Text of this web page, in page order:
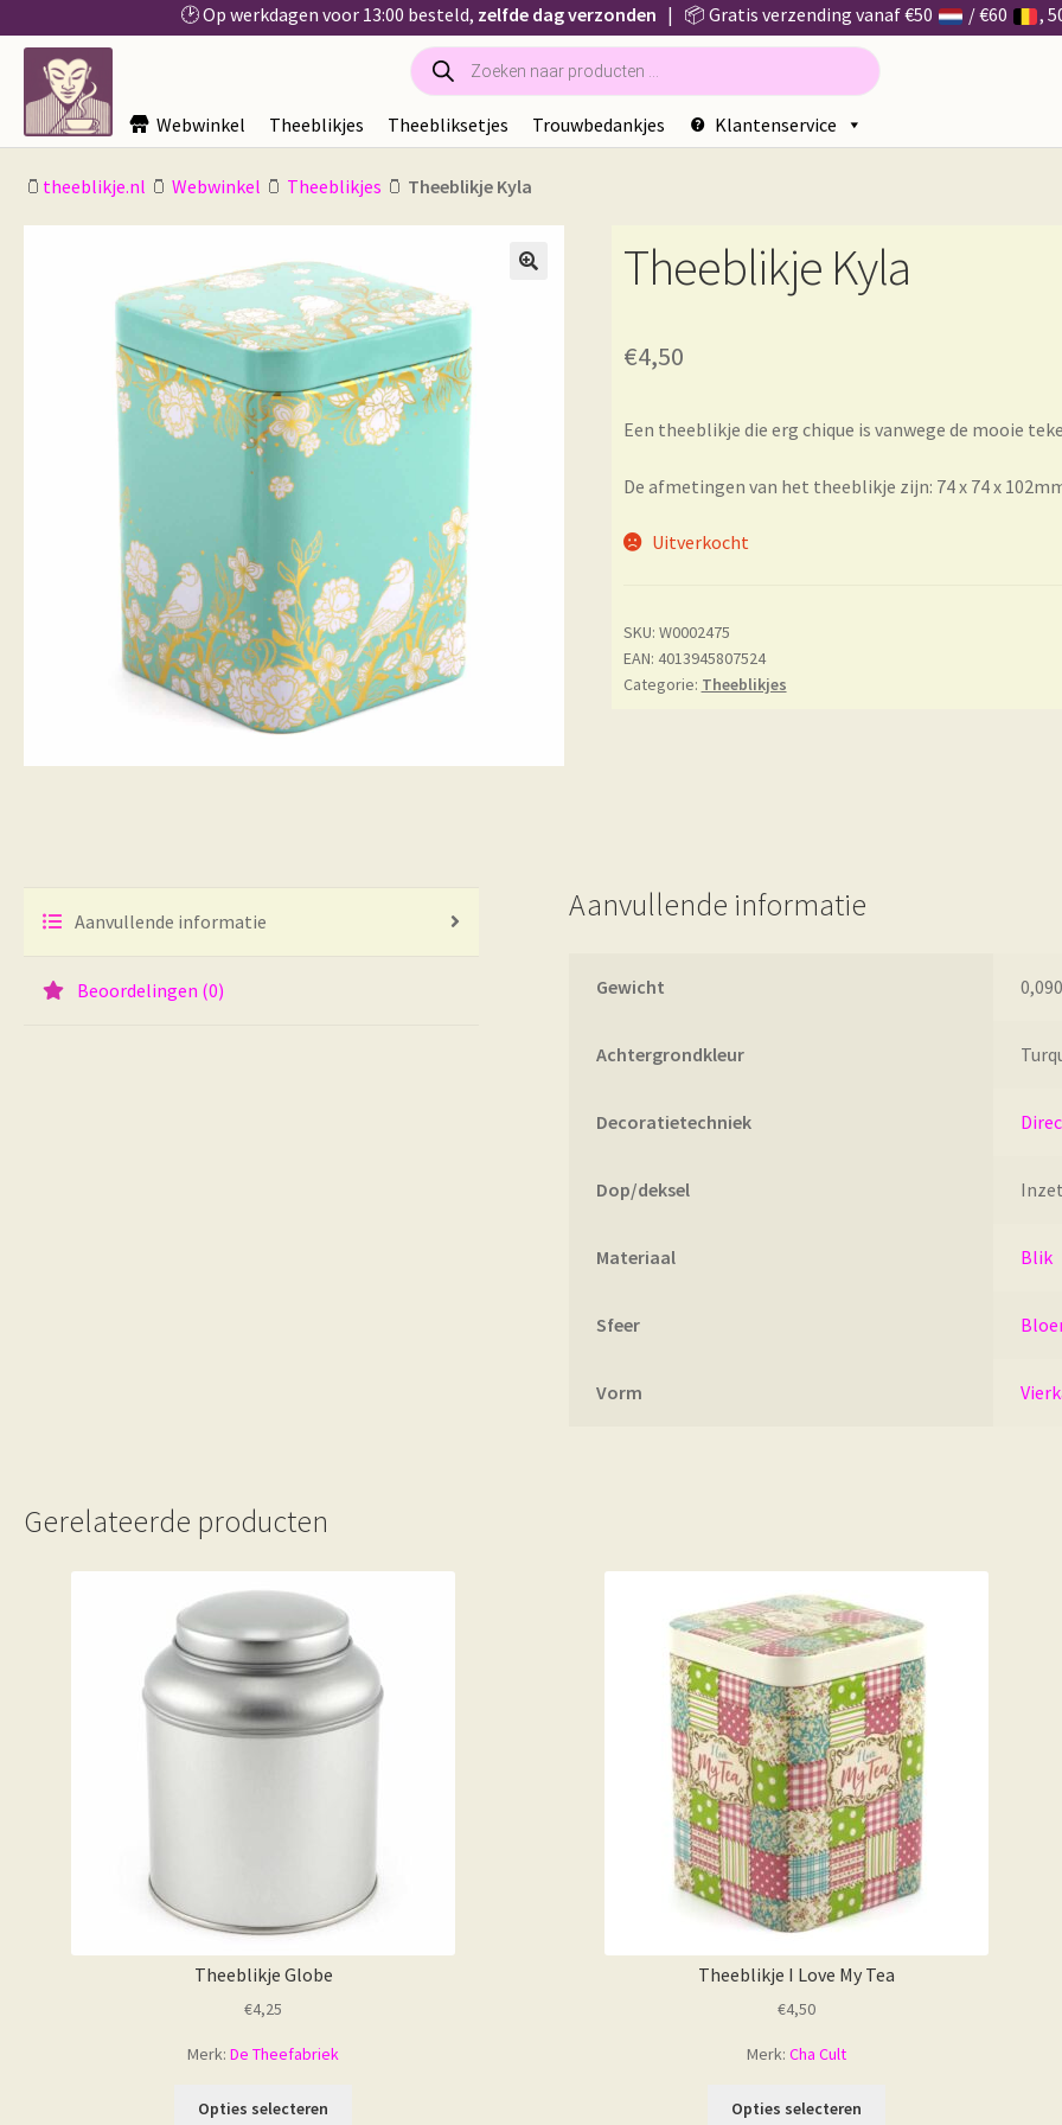
🕑 Op werkdagen voor 13:00 besteld, zelfde dag verzonden | 📦 Gratis verzending vanaf €50 / €60
,
Ga
door
naar
navigatie
Ga
naar
inhoud
Producten
zoeken
Webwinkel Theeblikjes Theebliksetjes Trouwbedankjes Klantenservice
🫙 theeblikje.nl 🫙 Webwinkel 🫙 Theeblikjes 🫙 Theeblikje Kyla
Theeblikje Kyla
€4,50
Een theeblikje die erg chique is vanwege de mooie
De afmetingen van het theeblikje zijn: 74 x 74 x
Uitverkocht
SKU: W0002475
EAN: 4013945807524
Categorie: Theeblikjes
Aanvullende informatie
Beoordelingen (0)
Aanvullende informatie
Gewicht
Achtergrondkleur
Decoratietechniek
Dop/deksel
Materiaal Blik
Sfeer
Vorm
Gerelateerde producten
Theeblikje Globe
€4,25
Merk:De Theefabriek
Opties selecteren
Theeblikje I Love My Tea
€4,50
Merk: Cha Cult
Opties selecteren